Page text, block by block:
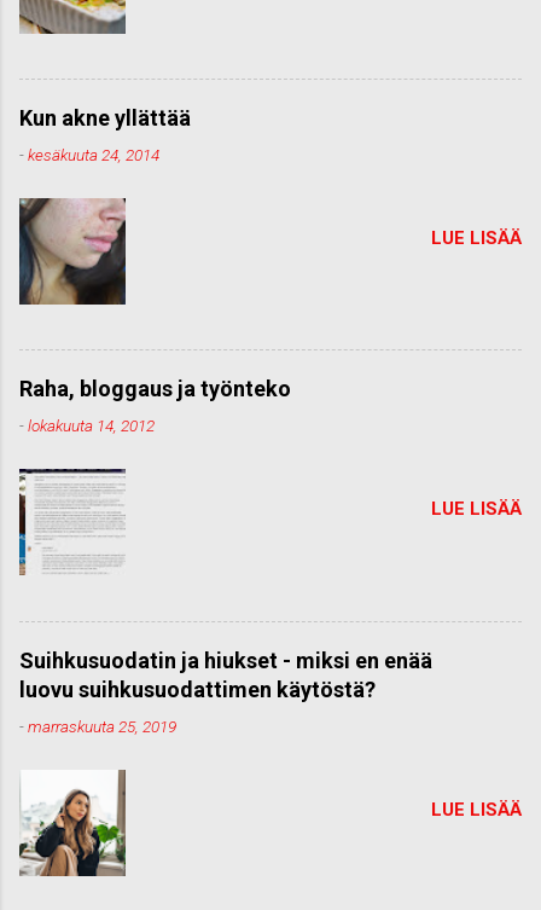
Kun akne yllättää
-kesäkuuta 24, 2014
LUE LISÄÄ
Raha, bloggaus ja työnteko
-lokakuuta 14, 2012
LUE LISÄÄ
Suihkusuodatin ja hiukset - miksi en enää
luovu suihkusuodattimen käytöstä?
-marraskuuta 25, 2019
LUE LISÄÄ